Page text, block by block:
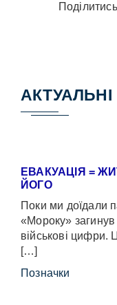
ЕВАКУАЦІЯ =
ЙОГО
Поки ми доїдали
«Мороку»
військові
[…]
Позначки